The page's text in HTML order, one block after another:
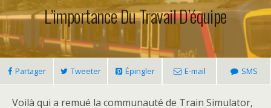
L’importance Du Travail D’équipe
Partager Tweeter Épingler E-mail SMS
Voilà qui a remué la communauté de Train Simulator,